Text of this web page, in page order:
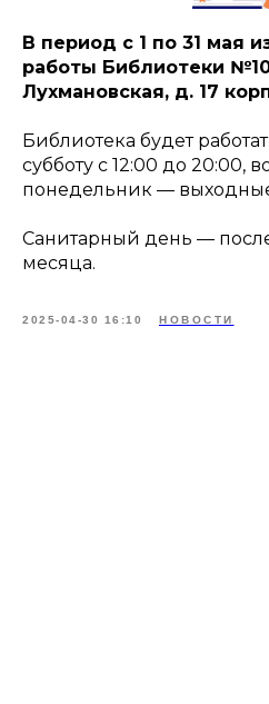
В период с 1 по 31 мая
работы Библиотеки
Лухмановская, д. 17
Библиотека будет
субботу с 12:00 до 20:00,
понедельник —
Санитарный день —
месяца.
2025-04-30 16:10 НОВОСТИ